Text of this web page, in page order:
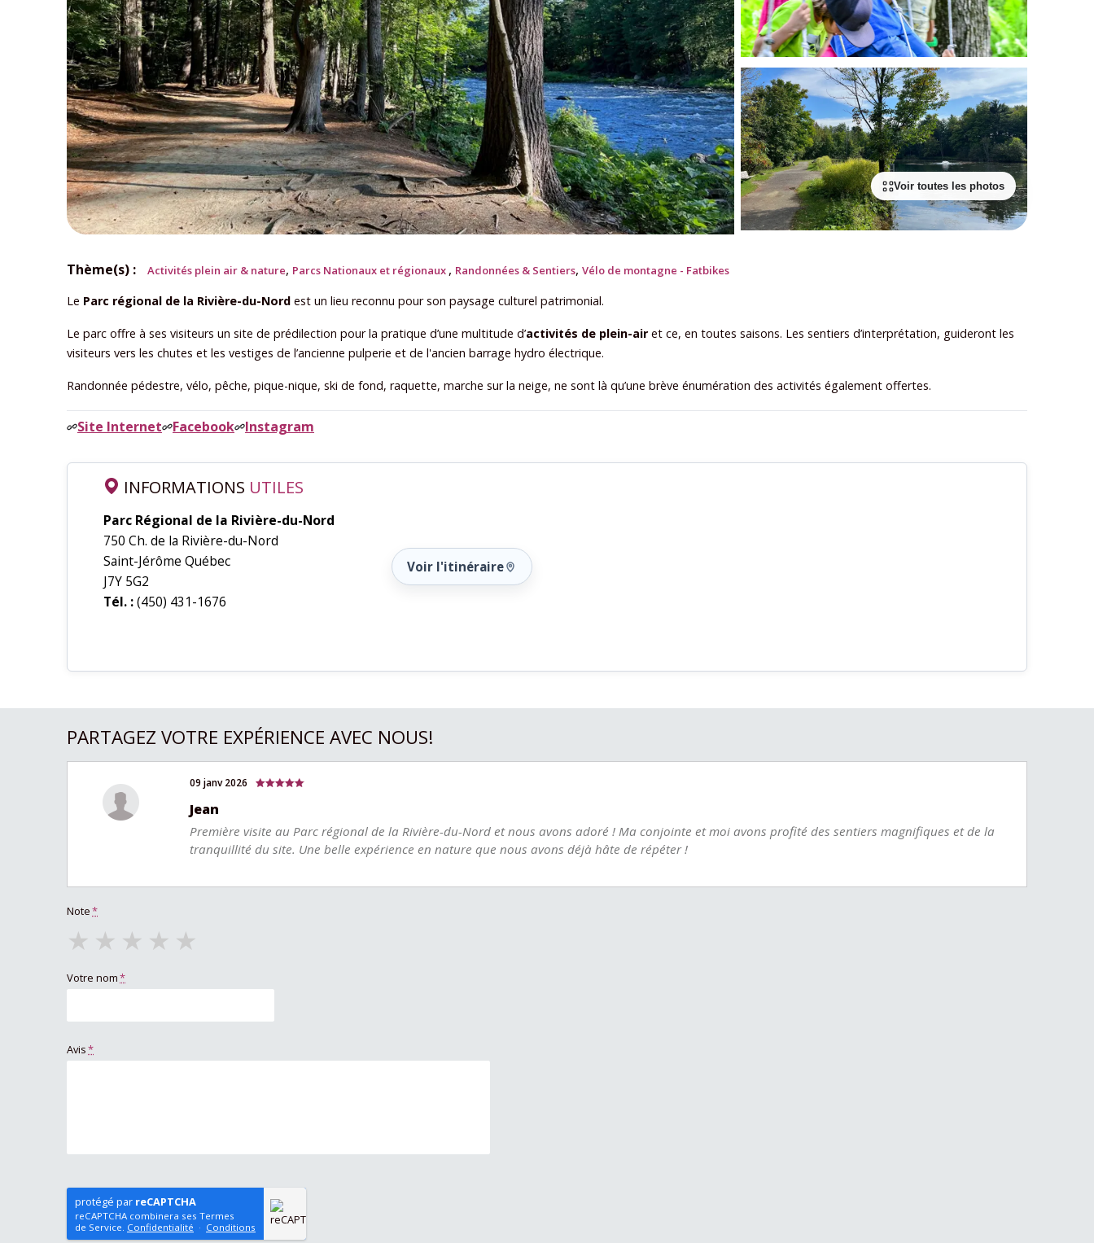
Voir toutes les photos
Thème(s) : Activités plein air & nature, Parcs Nationaux et régionaux , Randonnées & Sentiers, Vélo de montagne - Fatbikes
Le Parc régional de la Rivière-du-Nord est un lieu reconnu pour son paysage culturel patrimonial.
Le parc offre à ses visiteurs un site de prédilection pour la pratique d’une multitude d’activités de plein-airet ce, en toutes saisons. Les sentiers d’interprétation, guideront les
visiteurs vers les chutes et les vestiges de l’ancienne pulperie et de l'ancien barrage hydro électrique.
Randonnée pédestre, vélo, pêche, pique-nique, ski de fond, raquette, marche sur la neige, ne sont là qu’une brève énumération des activités également offertes.
Site Internet Facebook Instagram
INFORMATIONS UTILES
Parc Régional de la Rivière-du-Nord
750 Ch. de la Rivière-du-Nord
Saint-Jérôme Québec
J7Y 5G2
Tél. :(450) 431-1676
Voir l'itinéraire
PARTAGEZ VOTRE EXPÉRIENCE AVEC NOUS!
09 janv 2026
Jean
Première visite au Parc régional de la Rivière-du-Nord et nous avons adoré ! Ma conjointe et moi avons profité des sentiers magnifiques et de la
tranquillité du site. Une belle expérience en nature que nous avons déjà hâte de répéter !
Note*
★ ★ ★ ★ ★
Votre nom*
Avis*
protégé par reCAPTCHA
reCAPTCHA combinera ses Termes
de Service. Confidentialité · Conditions